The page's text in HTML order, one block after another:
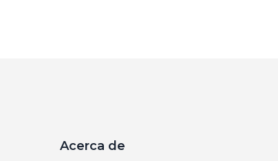
Acerca de